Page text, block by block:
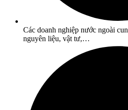
Các doanh nghiệp nước ngoài
nguyên liệu, vật tư,…